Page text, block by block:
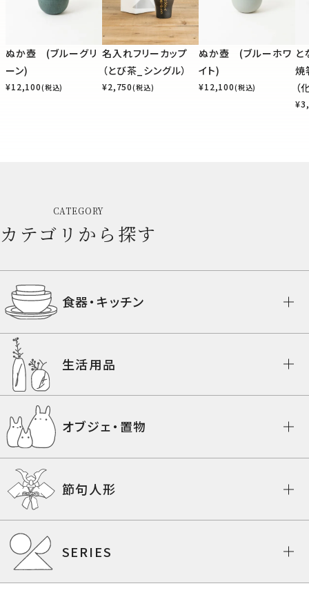
ぬか壺 (ブルーグリ
ーン)
¥12,100(税込)
名入れフリーカップ
（とび茶_シングル）
¥2,750(税込)
ぬか壺 (ブルーホワ
イト)
¥12,100(税込)
と
焼
（
¥
CATEGORY
カテゴリから探す
食器・キッチン
生活用品
オブジェ・置物
節句人形
SERIES